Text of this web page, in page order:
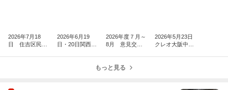
2026年7月18
日 住吉区民セ
2026年6月19
日・20日関西学
2026年度７月～
8月 意見交流
いて
2026年5月23日
クレオ大阪中央
もっと見る